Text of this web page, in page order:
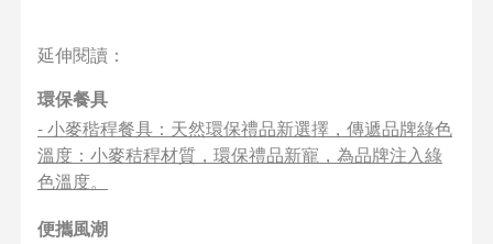
延伸閱讀：
環保餐具
-小麥稭稈餐具：天然環保禮品新選擇，傳遞品牌綠色
溫度：小麥秸稈材質，環保禮品新寵，為品牌注入綠
色溫度。
便攜風潮